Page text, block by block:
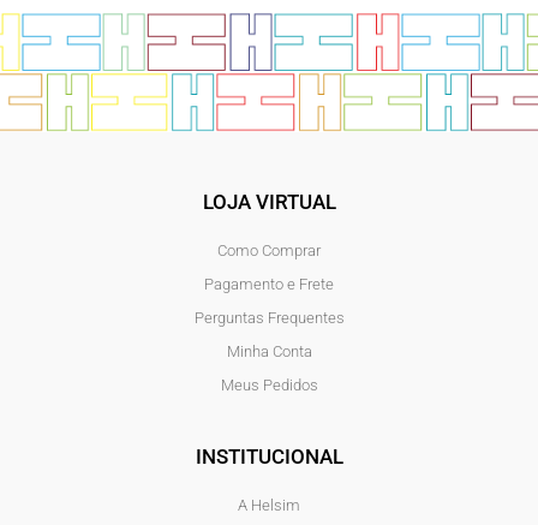
LOJA VIRTUAL
Como Comprar
Pagamento e Frete
Perguntas Frequentes
Minha Conta
Meus Pedidos
INSTITUCIONAL
A Helsim